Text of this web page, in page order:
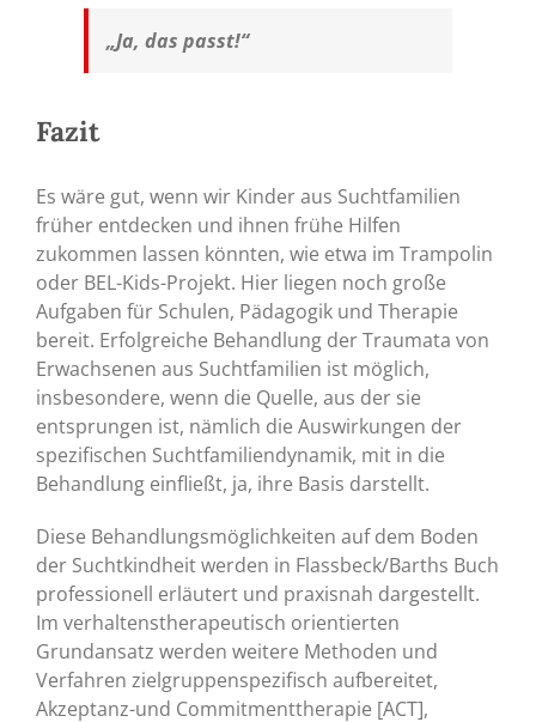
„Ja, das passt!“
Fazit
Es wäre gut, wenn wir Kinder aus Suchtfamilien
früher entdecken und ihnen frühe Hilfen
zukommen lassen könnten, wie etwa im Trampolin
oder BEL-Kids-Projekt. Hier liegen noch große
Aufgaben für Schulen, Pädagogik und Therapie
bereit. Erfolgreiche Behandlung der Traumata von
Erwachsenen aus Suchtfamilien ist möglich,
insbesondere, wenn die Quelle, aus der sie
entsprungen ist, nämlich die Auswirkungen der
spezifischen Suchtfamiliendynamik, mit in die
Behandlung einfließt, ja, ihre Basis darstellt.
Diese Behandlungsmöglichkeiten auf dem Boden
der Suchtkindheit werden in Flassbeck/Barths Buch
professionell erläutert und praxisnah dargestellt.
Im verhaltenstherapeutisch orientierten
Grundansatz werden weitere Methoden und
Verfahren zielgruppenspezifisch aufbereitet,
Akzeptanz-und Commitmenttherapie [ACT],